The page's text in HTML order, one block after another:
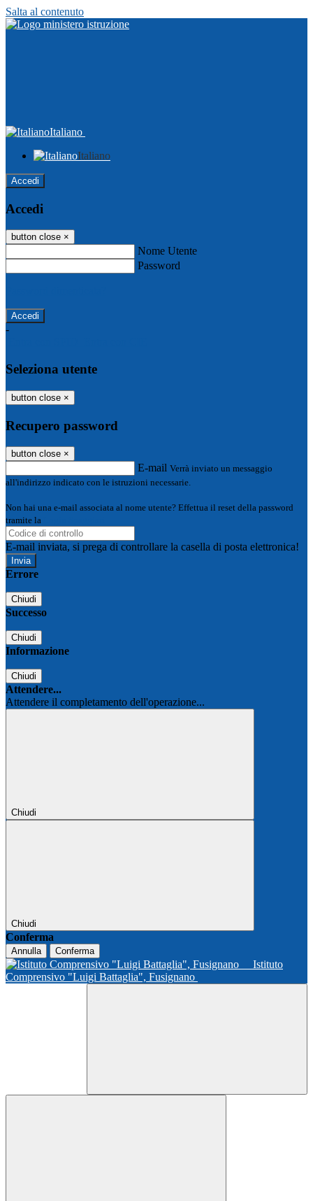
Salta al contenuto
Italiano
Italiano
Accedi
Accedi
button close ×
Nome Utente
Password
-
Seleziona utente
button close ×
Recupero password
button close ×
E-mail Verrà inviato un messaggio
all'indirizzo indicato con le istruzioni necessarie.
Non hai una e-mail associata al nome utente? Effettua il reset della password
tramite la
E-mail inviata, si prega di controllare la casella di posta elettronica!
Errore
Chiudi
Successo
Chiudi
Informazione
Chiudi
Attendere...
Attendere il completamento dell'operazione...
Chiudi
Chiudi
Conferma
Annulla Conferma
Istituto
Comprensivo "Luigi Battaglia", Fusignano